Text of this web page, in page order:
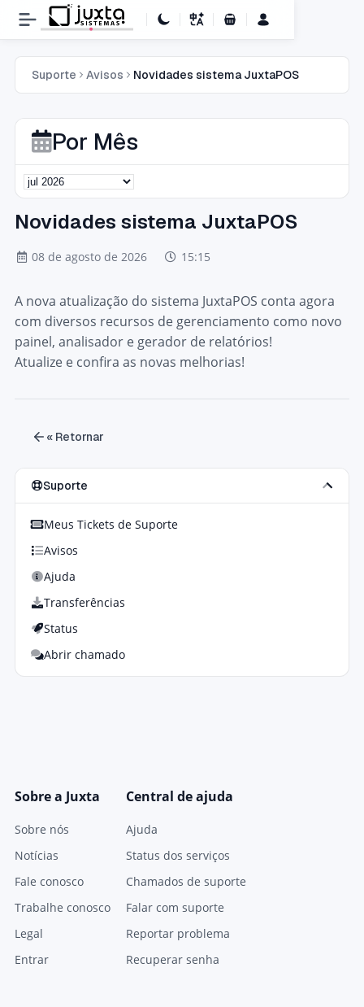
Carrinho de Compras
Suporte Avisos Novidades sistema JuxtaPOS
Por Mês
Novidades sistema JuxtaPOS
08 de agosto de 2026 15:15
A nova atualização do sistema JuxtaPOS conta agora
com diversos recursos de gerenciamento como novo
painel, analisador e gerador de relatórios!
Atualize e confira as novas melhorias!
« Retornar
Suporte
Meus Tickets de Suporte
Avisos
Ajuda
Transferências
Status
Abrir chamado
Sobre a Juxta
Sobre nós
Notícias
Fale conosco
Trabalhe conosco
Legal
Entrar
Central de ajuda
Ajuda
Status dos serviços
Chamados de suporte
Falar com suporte
Reportar problema
Recuperar senha